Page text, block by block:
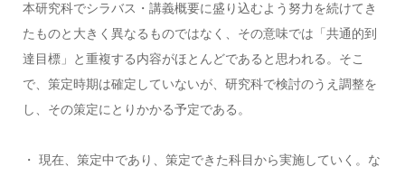
本研究科でシラバス・講義概要に盛り込むよう努力を続けてき
たものと大きく異なるものではなく、その意味では「共通的到
達目標」と重複する内容がほとんどであると思われる。そこ
で、策定時期は確定していないが、研究科で検討のうえ調整を
し、その策定にとりかかる予定である。
・ 現在、策定中であり、策定できた科目から実施していく。な